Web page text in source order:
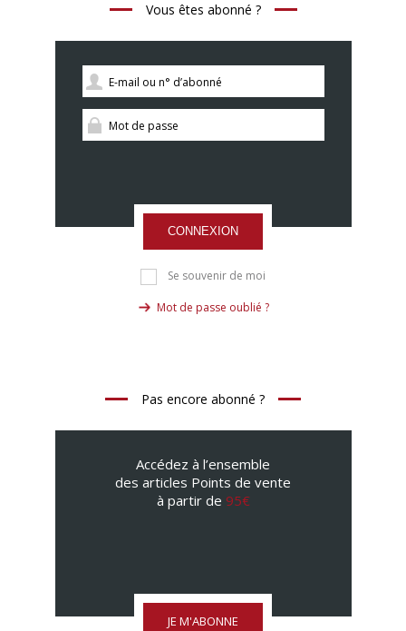
Vous êtes abonné ?
CONNEXION
Se souvenir de moi
Mot de passe oublié ?
Pas encore abonné ?
Accédez à l’ensemble
des articles Points de vente
à partir de 95€
JE M'ABONNE